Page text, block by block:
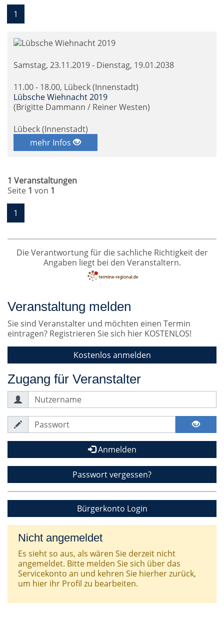
1
Samstag, 23.11.2019 - Dienstag, 19.01.2038
11.00 - 18.00, Lübeck (Innenstadt)
Lübsche Wiehnacht 2019
(Brigitte Dammann / Reiner Westen)
Lübeck (Innenstadt)
mehr Infos
1 Veranstaltungen
Seite 1 von 1
1
Die Verantwortung für die sachliche Richtigkeit der
Angaben liegt bei den Veranstaltern.
Veranstaltung melden
Sie sind Veranstalter und möchten einen Termin
eintragen? Registrieren Sie sich hier KOSTENLOS!
Kostenlos anmelden
Zugang für Veranstalter
Anmelden
Passwort vergessen?
Bürgerkonto Login
Nicht angemeldet
Es sieht so aus, als wären Sie derzeit nicht
angemeldet. Bitte melden Sie sich über das
Servicekonto an und kehren Sie hierher zurück,
um hier ihr Profil zu bearbeiten.